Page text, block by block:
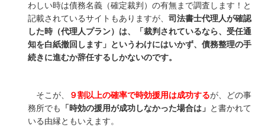
わしい時は債務名義（確定裁判）の有無まで調査します！と
記載されているサイトもありますが、 司法書士代理人が確認
した時（代理人プラン）は、「裁判されているなら、受任通
知を白紙撤回します」というわけにはいかず、債務整理の手
続きに進むか辞任するしかないのです。
そこが、 ９割以上の確率で時効援用は成功するが、どの事
務所でも
「時効の援用が成功しなかった場合は」 と書かれて
いる由縁ともいえます。